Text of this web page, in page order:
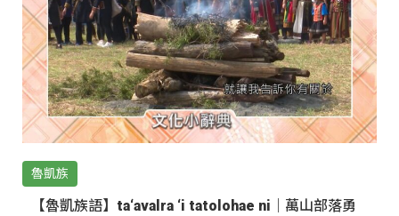
魯凱族
【魯凱族語】ta‘avalra ‘i tatolohae ni｜萬山部落勇